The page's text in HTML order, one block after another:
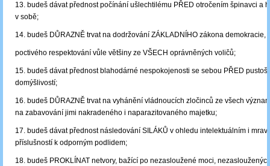
13. budeš dávat přednost počínání ušlechtilému PŘED otročením špinavci a
v sobě;
14. budeš DŮRAZNĚ trvat na dodržování ZÁKLADNÍHO zákona demokracie,
poctivého respektování vůle většiny ze VŠECH oprávněných voličů;
15. budeš dávat přednost blahodárné nespokojenosti se sebou PŘED
domýšlivostí;
16. budeš DŮRAZNĚ trvat na vyhánění vládnoucích zločinců ze všech
na zabavování jimi nakradeného i naparazitovaného majetku;
17. budeš dávat přednost následování SILÁKŮ v ohledu intelektuálním i
příslušností k odporným podlidem;
18. budeš PROKLÍNAT netvory, bažící po nezasloužené moci,